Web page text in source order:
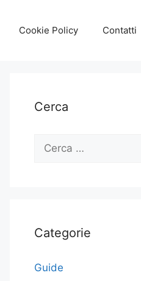
Cookie Policy Contatti
Cerca
Ricerca
Categorie
Guide